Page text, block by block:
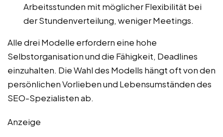
Arbeitsstunden mit möglicher Flexibilität bei
der Stundenverteilung, weniger Meetings.
Alle drei Modelle erfordern eine hohe
Selbstorganisation und die Fähigkeit, Deadlines
einzuhalten. Die Wahl des Modells hängt oft von den
persönlichen Vorlieben und Lebensumständen des
SEO-Spezialisten ab.
Anzeige